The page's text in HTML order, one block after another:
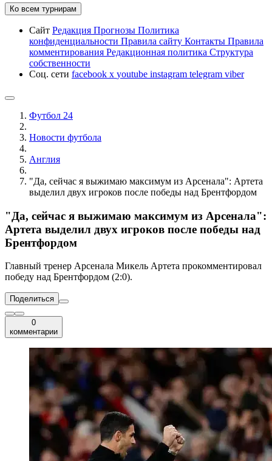
Ко всем турнирам
Сайт Редакция Прогнозы Политика
конфиденциальности Правила сайту Контакты Правила
комментирования Редакционная политика Структура
собственности
Соц. сети facebook x youtube instagram telegram viber
Футбол 24
Новости футбола
Англия
"Да, сейчас я выжимаю максимум из Арсенала": Артета
выделил двух игроков после победы над Брентфордом
"Да, сейчас я выжимаю максимум из Арсенала":
Артета выделил двух игроков после победы над
Брентфордом
Главный тренер Арсенала Микель Артета прокомментировал
победу над Брентфордом (2:0).
Поделиться
0
комментарии